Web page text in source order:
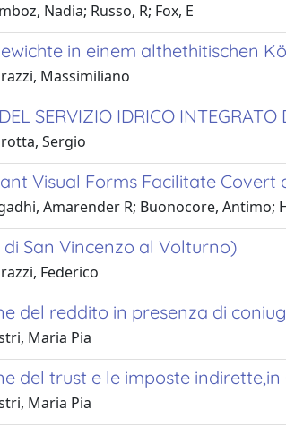
Nadia; Russo, R; Fox, E
in einem althethitischen
Massimiliano
SERVIZIO IDRICO INTEGRATO
Sergio
Visual Forms Facilitate Covert
Amarender R; Buonocore, Antimo;
San Vincenzo al Volturno)
Federico
del reddito in presenza di
Maria Pia
del trust e le imposte indirette,in
Maria Pia